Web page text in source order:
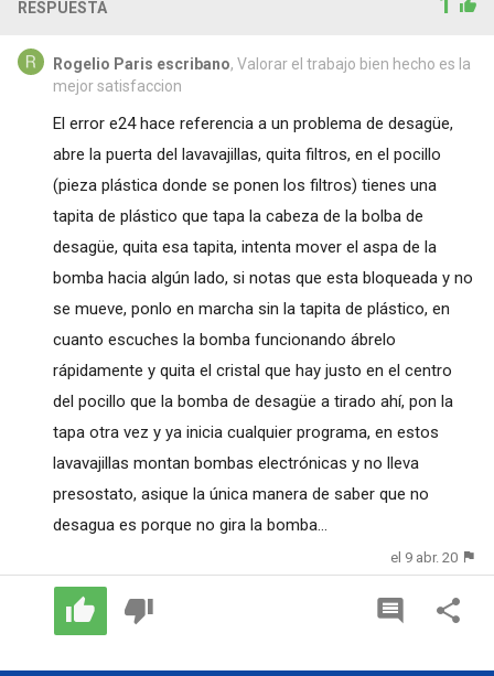
RESPUESTA
Rogelio Paris escribano, Valorar el trabajo bien hecho es la
mejor satisfaccion
El error e24 hace referencia a un problema de desagüe,
abre la puerta del lavavajillas, quita filtros, en el pocillo
(pieza plástica donde se ponen los filtros) tienes una
tapita de plástico que tapa la cabeza de la bolba de
desagüe, quita esa tapita, intenta mover el aspa de la
bomba hacia algún lado, si notas que esta bloqueada y no
se mueve, ponlo en marcha sin la tapita de plástico, en
cuanto escuches la bomba funcionando ábrelo
rápidamente y quita el cristal que hay justo en el centro
del pocillo que la bomba de desagüe a tirado ahí, pon la
tapa otra vez y ya inicia cualquier programa, en estos
lavavajillas montan bombas electrónicas y no lleva
presostato, asique la única manera de saber que no
desagua es porque no gira la bomba...
el 9 abr. 20